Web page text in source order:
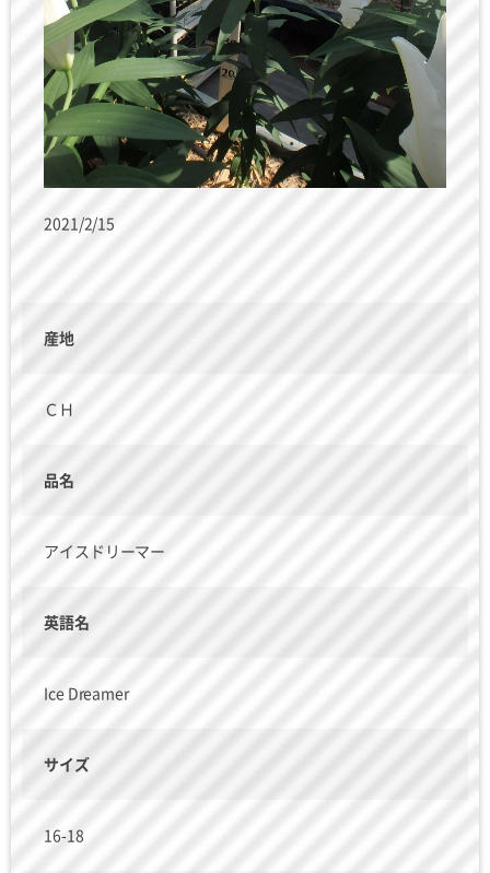
2021/2/15
産地
ＣＨ
品名
アイスドリーマー
英語名
Ice Dreamer
サイズ
16-18